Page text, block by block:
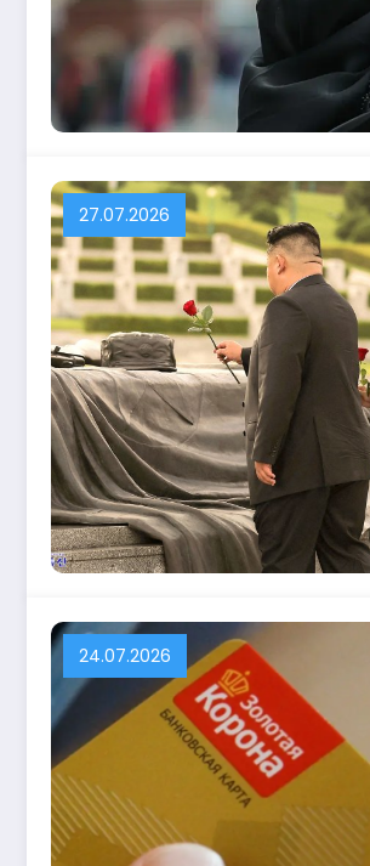
27.07.2026
24.07.2026